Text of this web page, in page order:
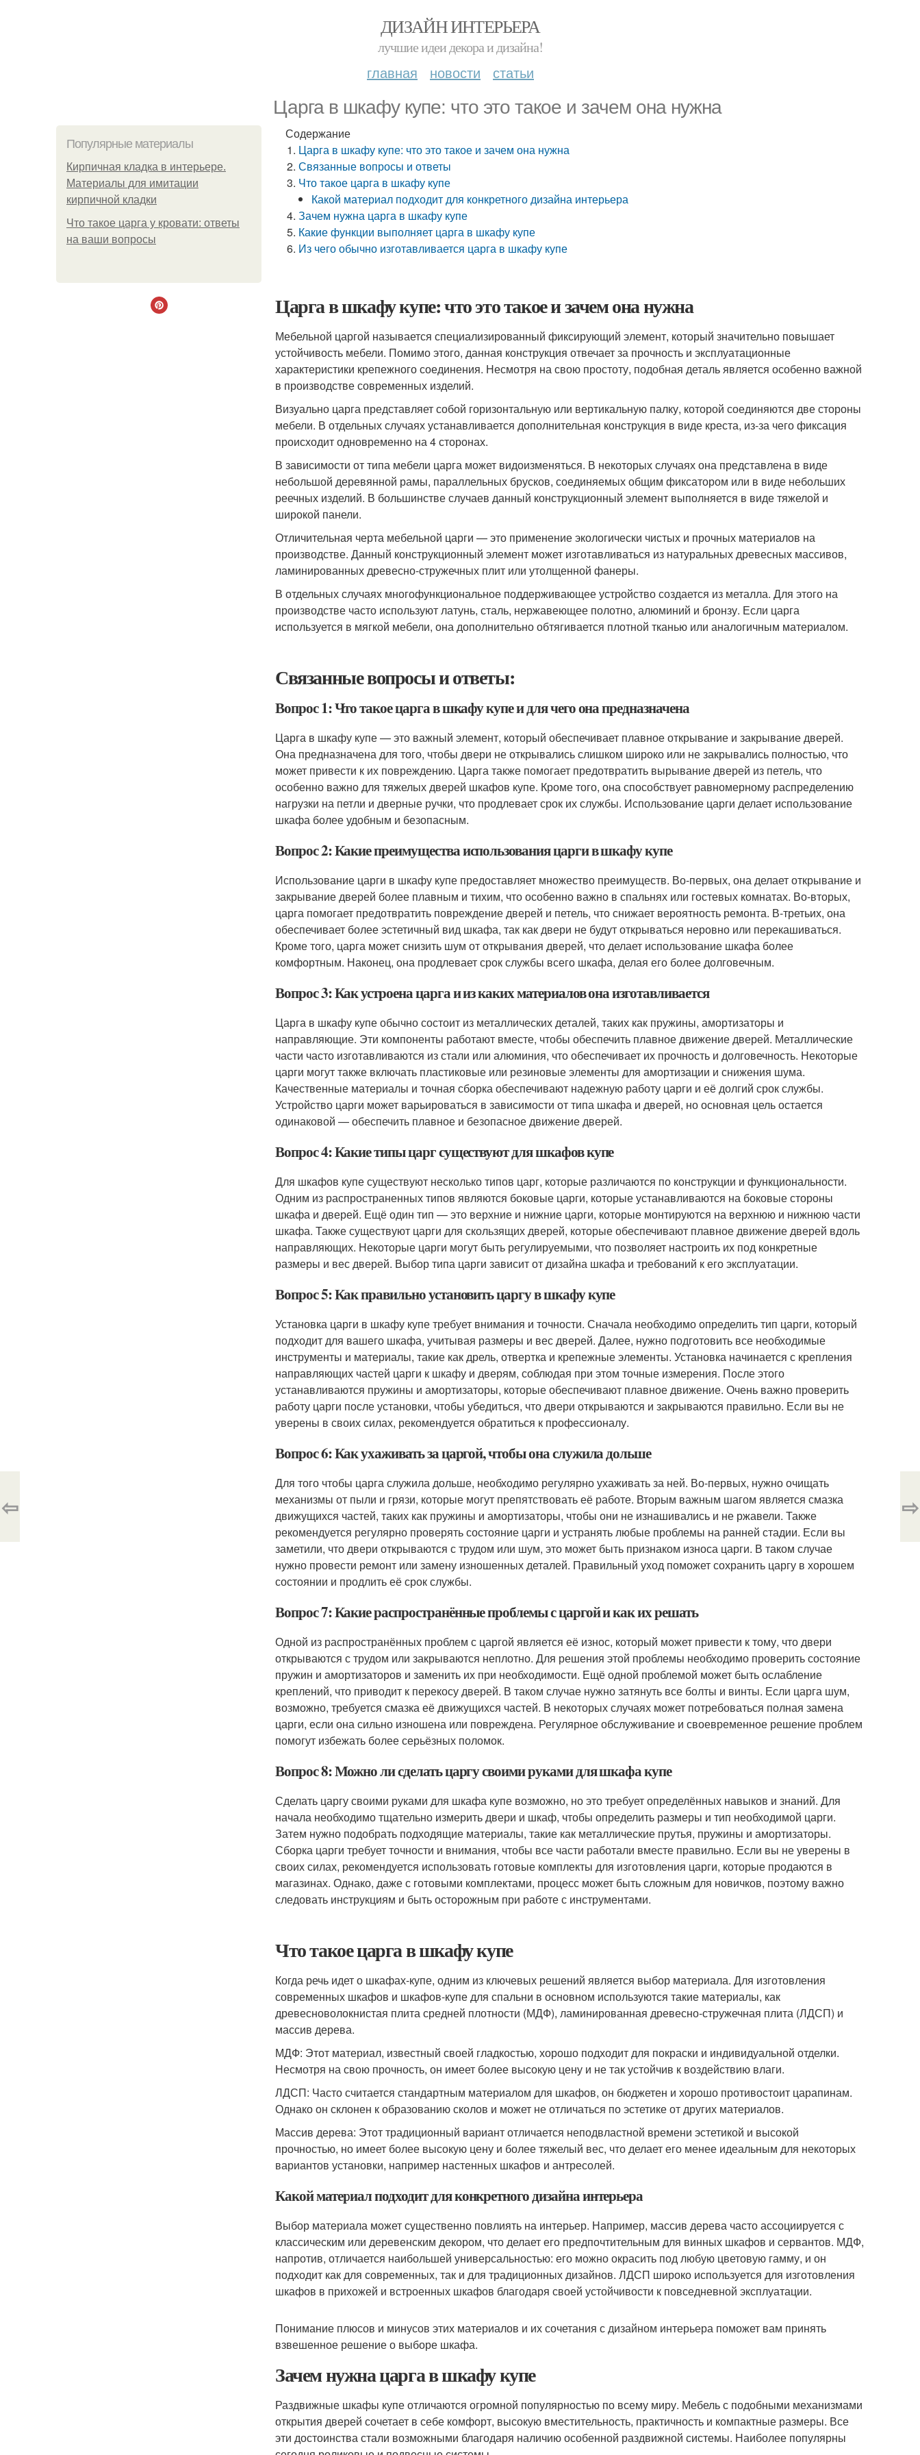
ДИЗАЙН ИНТЕРЬЕРА
лучшие идеи декора и дизайна!
главная новости статьи
Царга в шкафу купе: что это такое и зачем она нужна
Популярные материалы
Кирпичная кладка в интерьере.
Материалы для имитации
кирпичной кладки
Что такое царга у кровати: ответы
на ваши вопросы
Содержание
Царга в шкафу купе: что это такое и зачем она нужна
Связанные вопросы и ответы
Что такое царга в шкафу купе
Какой материал подходит для конкретного дизайна интерьера
Зачем нужна царга в шкафу купе
Какие функции выполняет царга в шкафу купе
Из чего обычно изготавливается царга в шкафу купе
Царга в шкафу купе: что это такое и зачем она нужна
Мебельной царгой называется специализированный фиксирующий элемент, который значительно повышает
устойчивость мебели. Помимо этого, данная конструкция отвечает за прочность и эксплуатационные
характеристики крепежного соединения. Несмотря на свою простоту, подобная деталь является особенно важной
в производстве современных изделий.
Визуально царга представляет собой горизонтальную или вертикальную палку, которой соединяются две стороны
мебели. В отдельных случаях устанавливается дополнительная конструкция в виде креста, из-за чего фиксация
происходит одновременно на 4 сторонах.
В зависимости от типа мебели царга может видоизменяться. В некоторых случаях она представлена в виде
небольшой деревянной рамы, параллельных брусков, соединяемых общим фиксатором или в виде небольших
реечных изделий. В большинстве случаев данный конструкционный элемент выполняется в виде тяжелой и
широкой панели.
Отличительная черта мебельной царги — это применение экологически чистых и прочных материалов на
производстве. Данный конструкционный элемент может изготавливаться из натуральных древесных массивов,
ламинированных древесно-стружечных плит или утолщенной фанеры.
В отдельных случаях многофункциональное поддерживающее устройство создается из металла. Для этого на
производстве часто используют латунь, сталь, нержавеющее полотно, алюминий и бронзу. Если царга
используется в мягкой мебели, она дополнительно обтягивается плотной тканью или аналогичным материалом.
Связанные вопросы и ответы:
Вопрос 1: Что такое царга в шкафу купе и для чего она предназначена
Царга в шкафу купе — это важный элемент, который обеспечивает плавное открывание и закрывание дверей.
Она предназначена для того, чтобы двери не открывались слишком широко или не закрывались полностью, что
может привести к их повреждению. Царга также помогает предотвратить вырывание дверей из петель, что
особенно важно для тяжелых дверей шкафов купе. Кроме того, она способствует равномерному распределению
нагрузки на петли и дверные ручки, что продлевает срок их службы. Использование царги делает использование
шкафа более удобным и безопасным.
Вопрос 2: Какие преимущества использования царги в шкафу купе
Использование царги в шкафу купе предоставляет множество преимуществ. Во-первых, она делает открывание и
закрывание дверей более плавным и тихим, что особенно важно в спальнях или гостевых комнатах. Во-вторых,
царга помогает предотвратить повреждение дверей и петель, что снижает вероятность ремонта. В-третьих, она
обеспечивает более эстетичный вид шкафа, так как двери не будут открываться неровно или перекашиваться.
Кроме того, царга может снизить шум от открывания дверей, что делает использование шкафа более
комфортным. Наконец, она продлевает срок службы всего шкафа, делая его более долговечным.
Вопрос 3: Как устроена царга и из каких материалов она изготавливается
Царга в шкафу купе обычно состоит из металлических деталей, таких как пружины, амортизаторы и
направляющие. Эти компоненты работают вместе, чтобы обеспечить плавное движение дверей. Металлические
части часто изготавливаются из стали или алюминия, что обеспечивает их прочность и долговечность. Некоторые
царги могут также включать пластиковые или резиновые элементы для амортизации и снижения шума.
Качественные материалы и точная сборка обеспечивают надежную работу царги и её долгий срок службы.
Устройство царги может варьироваться в зависимости от типа шкафа и дверей, но основная цель остается
одинаковой — обеспечить плавное и безопасное движение дверей.
Вопрос 4: Какие типы царг существуют для шкафов купе
Для шкафов купе существуют несколько типов царг, которые различаются по конструкции и функциональности.
Одним из распространенных типов являются боковые царги, которые устанавливаются на боковые стороны
шкафа и дверей. Ещё один тип — это верхние и нижние царги, которые монтируются на верхнюю и нижнюю части
шкафа. Также существуют царги для скользящих дверей, которые обеспечивают плавное движение дверей вдоль
направляющих. Некоторые царги могут быть регулируемыми, что позволяет настроить их под конкретные
размеры и вес дверей. Выбор типа царги зависит от дизайна шкафа и требований к его эксплуатации.
Вопрос 5: Как правильно установить царгу в шкафу купе
Установка царги в шкафу купе требует внимания и точности. Сначала необходимо определить тип царги, который
подходит для вашего шкафа, учитывая размеры и вес дверей. Далее, нужно подготовить все необходимые
инструменты и материалы, такие как дрель, отвертка и крепежные элементы. Установка начинается с крепления
направляющих частей царги к шкафу и дверям, соблюдая при этом точные измерения. После этого
устанавливаются пружины и амортизаторы, которые обеспечивают плавное движение. Очень важно проверить
работу царги после установки, чтобы убедиться, что двери открываются и закрываются правильно. Если вы не
уверены в своих силах, рекомендуется обратиться к профессионалу.
Вопрос 6: Как ухаживать за царгой, чтобы она служила дольше
Для того чтобы царга служила дольше, необходимо регулярно ухаживать за ней. Во-первых, нужно очищать
механизмы от пыли и грязи, которые могут препятствовать её работе. Вторым важным шагом является смазка
движущихся частей, таких как пружины и амортизаторы, чтобы они не изнашивались и не ржавели. Также
рекомендуется регулярно проверять состояние царги и устранять любые проблемы на ранней стадии. Если вы
заметили, что двери открываются с трудом или шум, это может быть признаком износа царги. В таком случае
нужно провести ремонт или замену изношенных деталей. Правильный уход поможет сохранить царгу в хорошем
состоянии и продлить её срок службы.
Вопрос 7: Какие распространённые проблемы с царгой и как их решать
Одной из распространённых проблем с царгой является её износ, который может привести к тому, что двери
открываются с трудом или закрываются неплотно. Для решения этой проблемы необходимо проверить состояние
пружин и амортизаторов и заменить их при необходимости. Ещё одной проблемой может быть ослабление
креплений, что приводит к перекосу дверей. В таком случае нужно затянуть все болты и винты. Если царга шум,
возможно, требуется смазка её движущихся частей. В некоторых случаях может потребоваться полная замена
царги, если она сильно изношена или повреждена. Регулярное обслуживание и своевременное решение проблем
помогут избежать более серьёзных поломок.
Вопрос 8: Можно ли сделать царгу своими руками для шкафа купе
Сделать царгу своими руками для шкафа купе возможно, но это требует определённых навыков и знаний. Для
начала необходимо тщательно измерить двери и шкаф, чтобы определить размеры и тип необходимой царги.
Затем нужно подобрать подходящие материалы, такие как металлические прутья, пружины и амортизаторы.
Сборка царги требует точности и внимания, чтобы все части работали вместе правильно. Если вы не уверены в
своих силах, рекомендуется использовать готовые комплекты для изготовления царги, которые продаются в
магазинах. Однако, даже с готовыми комплектами, процесс может быть сложным для новичков, поэтому важно
следовать инструкциям и быть осторожным при работе с инструментами.
Что такое царга в шкафу купе
Когда речь идет о шкафах-купе, одним из ключевых решений является выбор материала. Для изготовления
современных шкафов и шкафов-купе для спальни в основном используются такие материалы, как
древесноволокнистая плита средней плотности (МДФ), ламинированная древесно-стружечная плита (ЛДСП) и
массив дерева.
МДФ: Этот материал, известный своей гладкостью, хорошо подходит для покраски и индивидуальной отделки.
Несмотря на свою прочность, он имеет более высокую цену и не так устойчив к воздействию влаги.
ЛДСП: Часто считается стандартным материалом для шкафов, он бюджетен и хорошо противостоит царапинам.
Однако он склонен к образованию сколов и может не отличаться по эстетике от других материалов.
Массив дерева: Этот традиционный вариант отличается неподвластной времени эстетикой и высокой
прочностью, но имеет более высокую цену и более тяжелый вес, что делает его менее идеальным для некоторых
вариантов установки, например настенных шкафов и антресолей.
Какой материал подходит для конкретного дизайна интерьера
Выбор материала может существенно повлиять на интерьер. Например, массив дерева часто ассоциируется с
классическим или деревенским декором, что делает его предпочтительным для винных шкафов и сервантов. МДФ,
напротив, отличается наибольшей универсальностью: его можно окрасить под любую цветовую гамму, и он
подходит как для современных, так и для традиционных дизайнов. ЛДСП широко используется для изготовления
шкафов в прихожей и встроенных шкафов благодаря своей устойчивости к повседневной эксплуатации.
Понимание плюсов и минусов этих материалов и их сочетания с дизайном интерьера поможет вам принять
взвешенное решение о выборе шкафа.
Зачем нужна царга в шкафу купе
Раздвижные шкафы купе отличаются огромной популярностью по всему миру. Мебель с подобными механизмами
открытия дверей сочетает в себе комфорт, высокую вместительность, практичность и компактные размеры. Все
эти достоинства стали возможными благодаря наличию особенной раздвижной системы. Наиболее популярны
⇦ ⇨